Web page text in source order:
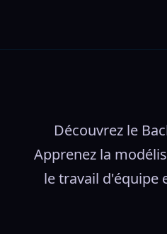
Découvrez le
Apprenez la
le travail d'équipe